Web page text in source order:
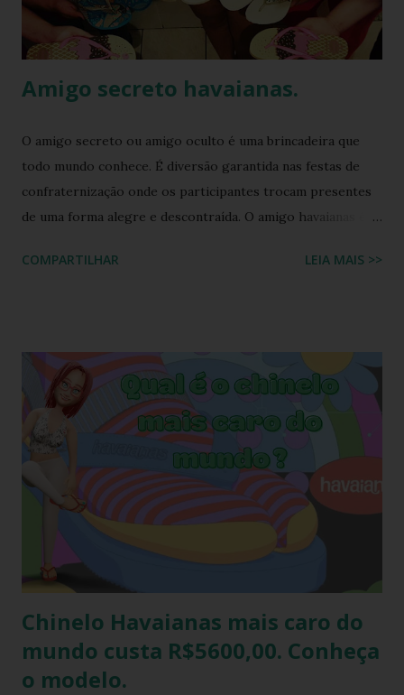
Amigo secreto havaianas.
O amigo secreto ou amigo oculto é uma brincadeira que
todo mundo conhece. É diversão garantida nas festas de
confraternização onde os participantes trocam presentes
de uma forma alegre e descontraída. O amigo havaianas é
participantes trocam exclusivamente sandálias havaianas
o amigo havaianas acontece no final do ano para
comemorar o final do ano letivo nas escolas, nas
confraternizações do trabalho, nas festas de fim de ano,
etc.. Além da diversão que a brincadeira proporciona,
também é uma excelente oportunidade de ganhar muitas
havaianas e incorporar sua coleção.
COMPARTILHAR LEIA MAIS >>
Chinelo Havaianas mais caro do
mundo custa R$5600,00. Conheça
o modelo.